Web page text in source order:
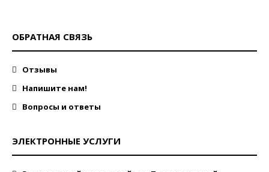
ОБРАТНАЯ СВЯЗЬ
Отзывы
Напишите нам!
Вопросы и ответы
ЭЛЕКТРОННЫЕ УСЛУГИ